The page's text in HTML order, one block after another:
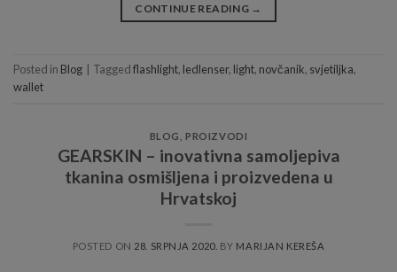
CONTINUE READING →
Posted in Blog Taggedflashlight, ledlenser, light, novčanik, svjetiljka,
wallet
BLOG PROIZVODI
GEARSKIN – inovativna samoljepiva
tkanina osmišljena i proizvedena u
Hrvatskoj
POSTED ON 28. SRPNJA 2020. BY MARIJAN KEREŠA